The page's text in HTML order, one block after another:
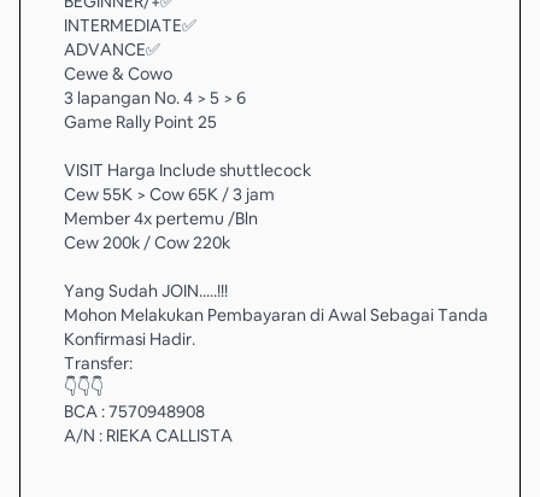
INTERMEDIATE✅
ADVANCE✅
Cewe & Cowo
3 lapangan No. 4 > 5 > 6
Game Rally Point 25
VISIT Harga Include shuttlecock
Cew 55K > Cow 65K / 3 jam
Member 4x pertemu /Bln
Cew 200k / Cow 220k
Yang Sudah JOIN.....!!!
Mohon Melakukan Pembayaran di Awal Sebagai Tanda
Konfirmasi Hadir.
Transfer:
👇👇👇
BCA : 7570948908
A/N : RIEKA CALLISTA